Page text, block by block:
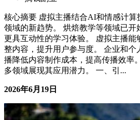
搞钱副业
核心摘要 虚拟主播结合AI和情感计算
领域的新趋势。 烘焙教学等领域已开
更具互动性的学习体验。 虚拟主播能
整内容，提升用户参与度。 企业和个
播降低内容制作成本，提高传播效率
多领域展现其应用潜力。 一、引...
2026年6月19日